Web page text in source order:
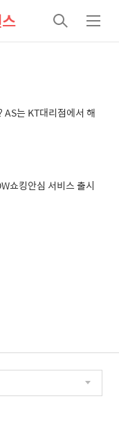
검
색
메
뉴
AS는 KT대리점에서 해
쇼킹안심 서비스 출시